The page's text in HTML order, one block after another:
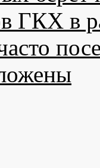
ГКХ в